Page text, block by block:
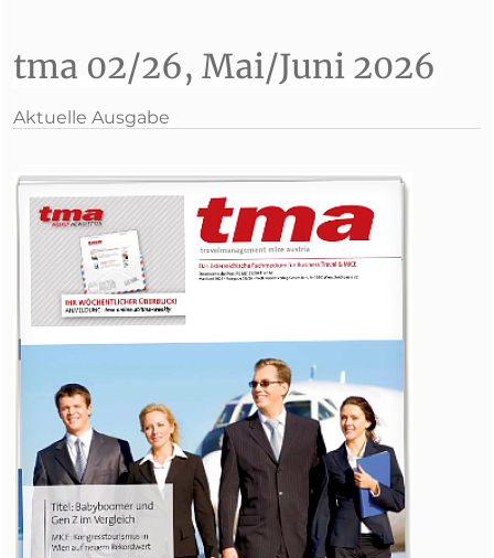
tma 02/26, Mai/Juni 2026
Aktuelle Ausgabe